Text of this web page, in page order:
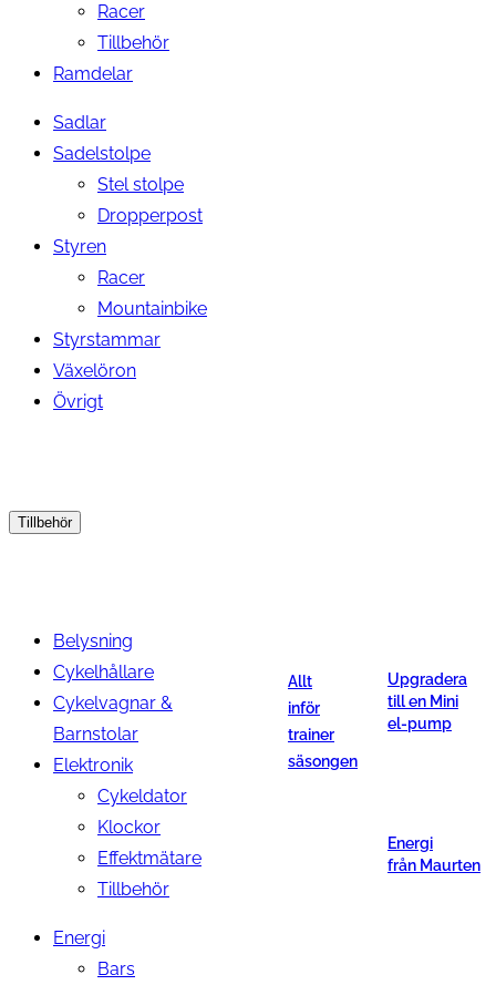
Racer
Tillbehör
Ramdelar
Sadlar
Sadelstolpe
Stel stolpe
Dropperpost
Styren
Racer
Mountainbike
Styrstammar
Växelöron
Övrigt
Tillbehör
Belysning
Cykelhållare
Cykelvagnar &
Barnstolar
Elektronik
Cykeldator
Klockor
Effektmätare
Tillbehör
Energi
Bars
Allt
inför
trainer
säsongen
Upgradera
till en Mini
el-pump
Energi
från Maurten